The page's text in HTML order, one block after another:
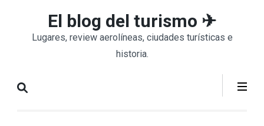
contenido
tecla
El blog del turismo ✈
Lugares, review aerolíneas, ciudades turísticas e
historia.